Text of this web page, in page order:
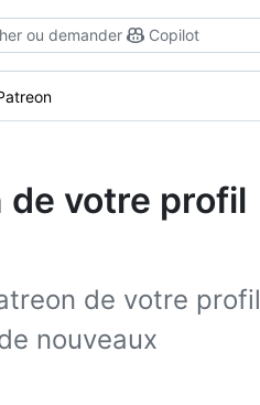
ou demander Copilot
de votre profil
de votre profil
nouveaux